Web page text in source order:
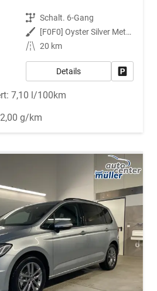
Getriebe Schalt. 6-Gang
Außenfarbe
[F0F0] Oyster Silver Metallic
Kilometerstand 20 km
Details
7,10 l/100km
g/km